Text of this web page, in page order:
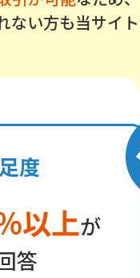
い方も当サイ
度
以上が
答